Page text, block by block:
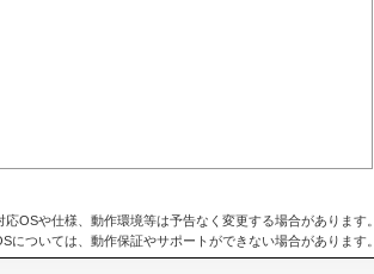
OSや仕様、動作環境等は予告なく変更する場合があります。
ついては、動作保証やサポートができない場合があります。